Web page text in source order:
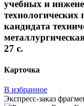
учебных и
технологических
кандидата
27 с.
Карточка
В избранное
Экспресс-заказ